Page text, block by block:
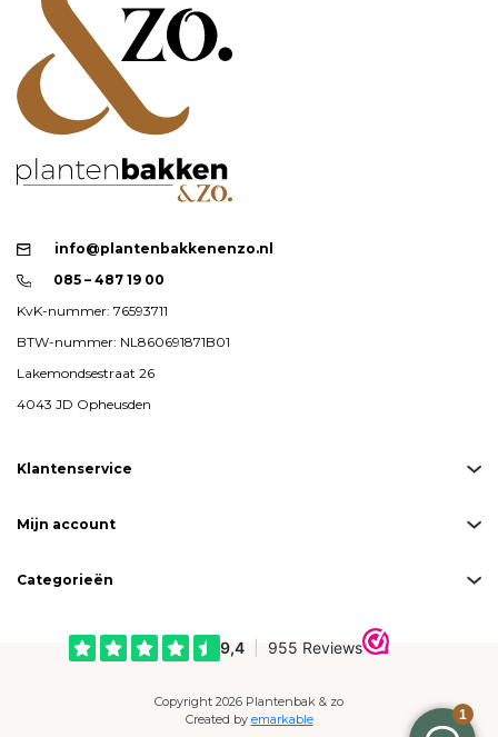
info@plantenbakkenenzo.nl
085 – 487 19 00
KvK-nummer: 76593711
BTW-nummer: NL860691871B01
Lakemondsestraat 26
4043 JD Opheusden
Klantenservice
Mijn account
Categorieën
Copyright 2026 Plantenbak & zo
Created by emarkable